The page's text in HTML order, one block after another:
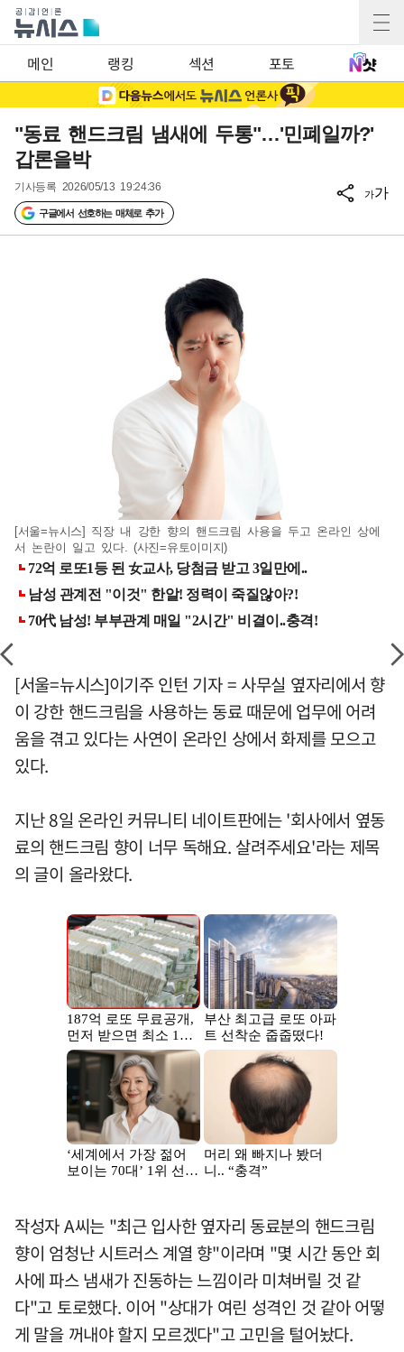
메인 랭킹 섹션 포토
"동료 핸드크림 냄새에 두통"…'민폐일까?'
갑론을박
기사등록 2026/05/13 19:24:36
구글에서 선호하는 매체로 추가
가가
[서울=뉴시스] 직장 내 강한 향의 핸드크림 사용을 두고 온라인 상에
서 논란이 일고 있다. (사진=유토이미지)
[서울=뉴시스]이기주 인턴 기자 = 사무실 옆자리에서 향
이 강한 핸드크림을 사용하는 동료 때문에 업무에 어려
움을 겪고 있다는 사연이 온라인 상에서 화제를 모으고
있다.
지난 8일 온라인 커뮤니티 네이트판에는 '회사에서 옆동
료의 핸드크림 향이 너무 독해요. 살려주세요'라는 제목
의 글이 올라왔다.
작성자 A씨는 "최근 입사한 옆자리 동료분의 핸드크림
향이 엄청난 시트러스 계열 향"이라며 "몇 시간 동안 회
사에 파스 냄새가 진동하는 느낌이라 미쳐버릴 것 같
다"고 토로했다. 이어 "상대가 여린 성격인 것 같아 어떻
게 말을 꺼내야 할지 모르겠다"고 고민을 털어놨다.